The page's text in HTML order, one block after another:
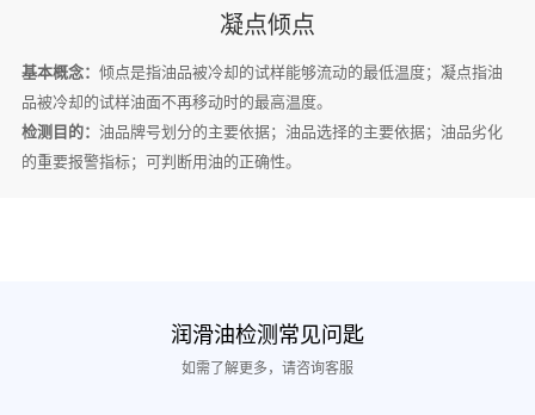
凝点倾点
基本概念： 倾点是指油品被冷却的试样能够流动的最低温度；凝点指油
品被冷却的试样油面不再移动时的最高温度。
检测目的： 油品牌号划分的主要依据；油品选择的主要依据；油品劣化
的重要报警指标；可判断用油的正确性。
润滑油检测常见问匙
如需了解更多，请咨询客服